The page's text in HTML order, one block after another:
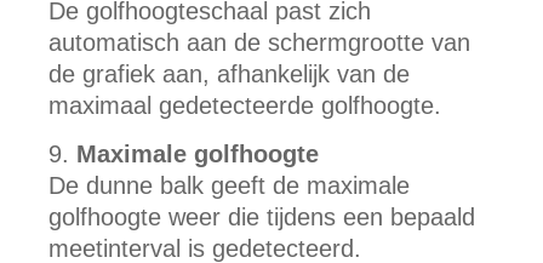
De golfhoogteschaal past zich
automatisch aan de schermgrootte van
de grafiek aan, afhankelijk van de
maximaal gedetecteerde golfhoogte.
Maximale golfhoogte
De dunne balk geeft de maximale
golfhoogte weer die tijdens een bepaald
meetinterval is gedetecteerd.